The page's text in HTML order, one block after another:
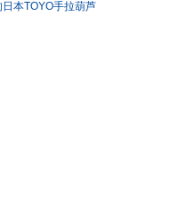
本TOYO手拉葫芦